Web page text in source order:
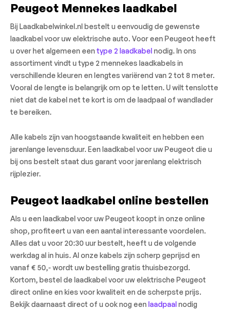
Peugeot Mennekes laadkabel
Bij Laadkabelwinkel.nl bestelt u eenvoudig de gewenste
laadkabel voor uw elektrische auto. Voor een Peugeot heeft
u over het algemeen een type 2 laadkabelnodig. In ons
assortiment vindt u type 2 mennekes laadkabels in
verschillende kleuren en lengtes variërend van 2 tot 8 meter.
Vooral de lengte is belangrijk om op te letten. U wilt tenslotte
niet dat de kabel net te kort is om de laadpaal of wandlader
te bereiken.
Alle kabels zijn van hoogstaande kwaliteit en hebben een
jarenlange levensduur. Een laadkabel voor uw Peugeot die u
bij ons bestelt staat dus garant voor jarenlang elektrisch
rijplezier.
Peugeot laadkabel online bestellen
Als u een laadkabel voor uw Peugeot koopt in onze online
shop, profiteert u van een aantal interessante voordelen.
Alles dat u voor 20:30 uur bestelt, heeft u de volgende
werkdag al in huis. Al onze kabels zijn scherp geprijsd en
vanaf € 50,- wordt uw bestelling gratis thuisbezorgd.
Kortom, bestel de laadkabel voor uw elektrische Peugeot
direct online en kies voor kwaliteit en de scherpste prijs.
Bekijk daarnaast direct of u ook nog een laadpaalnodig